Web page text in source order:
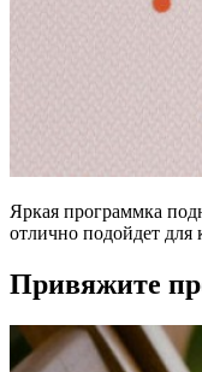
Яркая программка
отлично подойдет для
Привяжите